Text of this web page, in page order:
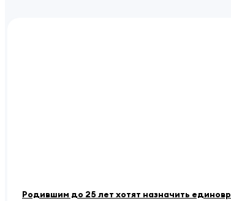
Родившим до 25 лет хотят назначить